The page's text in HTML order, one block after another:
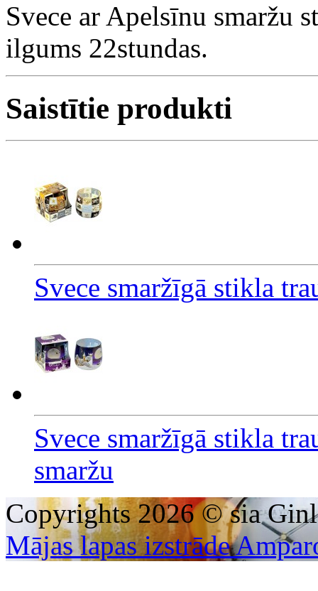
Svece ar Apelsīnu smaržu
ilgums 22stundas.
Saistītie produkti
Svece smaržīgā stikla
Svece smaržīgā stikla
smaržu
Copyrights 2026 © sia
Mājas lapas izstrāde